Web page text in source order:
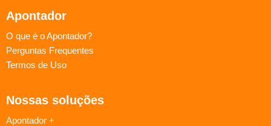
Apontador
O que é o Apontador?
Perguntas Frequentes
Termos de Uso
Nossas soluções
Apontador +